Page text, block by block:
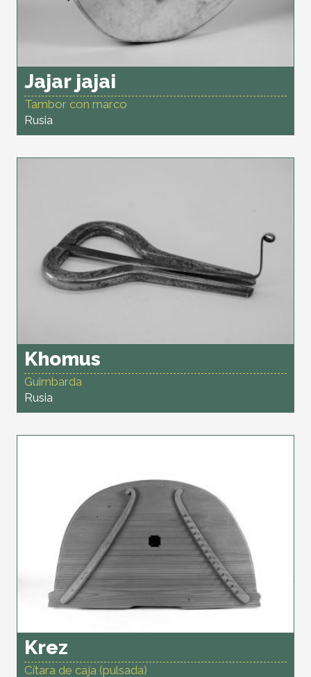
Jajar jajai
Tambor con marco
Rusia
Khomus
Guimbarda
Rusia
Krez
Cítara de caja (pulsada)